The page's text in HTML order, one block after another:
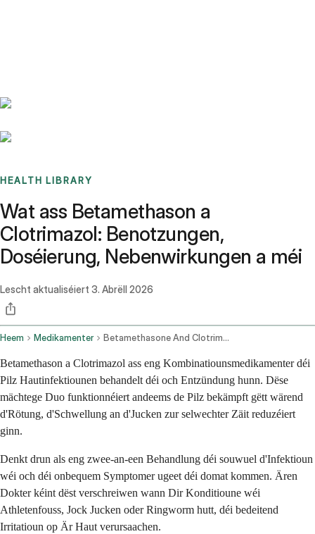
HEALTH LIBRARY
Wat ass Betamethason a
Clotrimazol: Benotzungen,
Doséierung, Nebenwirkungen a méi
Lescht aktualiséiert 3. Abrëll 2026
Heem Medikamenter Betamethasone And Clotrimazole Topical Route
Betamethason a Clotrimazol ass eng Kombinatiounsmedikamenter déi
Pilz Hautinfektiounen behandelt déi och Entzündung hunn. Dëse
mächtege Duo funktionnéiert andeems de Pilz bekämpft gëtt wärend
d'Rötung, d'Schwellung an d'Jucken zur selwechter Zäit reduzéiert
ginn.
Denkt drun als eng zwee-an-een Behandlung déi souwuel d'Infektioun
wéi och déi onbequem Symptomer ugeet déi domat kommen. Ären
Dokter kéint dëst verschreiwen wann Dir Konditioune wéi
Athletenfouss, Jock Jucken oder Ringworm hutt, déi bedeitend
Irritatioun op Är Haut verursaachen.